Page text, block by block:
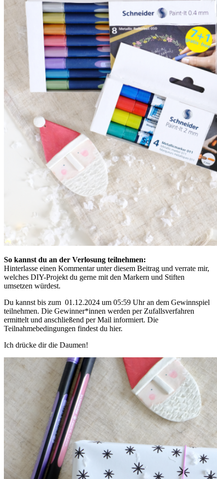
So kannst du an der Verlosung teilnehmen:
Hinterlasse einen Kommentar unter diesem Beitrag und verrate mir,
welches DIY-Projekt du gerne mit den Markern und Stiften
umsetzen würdest.
Du kannst bis zum 01.12.2024 um 05:59 Uhr an dem Gewinnspiel
teilnehmen. Die Gewinner*innen werden per Zufallsverfahren
ermittelt und anschließend per Mail informiert. Die
Teilnahmebedingungen findest du hier.
Ich drücke dir die Daumen!